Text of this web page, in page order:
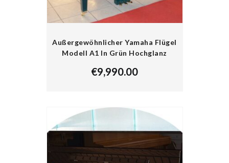
Außergewöhnlicher Yamaha Flügel
Modell A1 In Grün Hochglanz
€9,990.00